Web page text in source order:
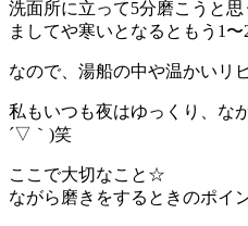
洗面所に立って5分磨こうと
ましてや寒いとなるともう1
なので、湯船の中や温かいリ
私もいつも夜はゆっくり、な
´▽｀)笑
ここで大切なこと☆
ながら磨きをするときのポイ